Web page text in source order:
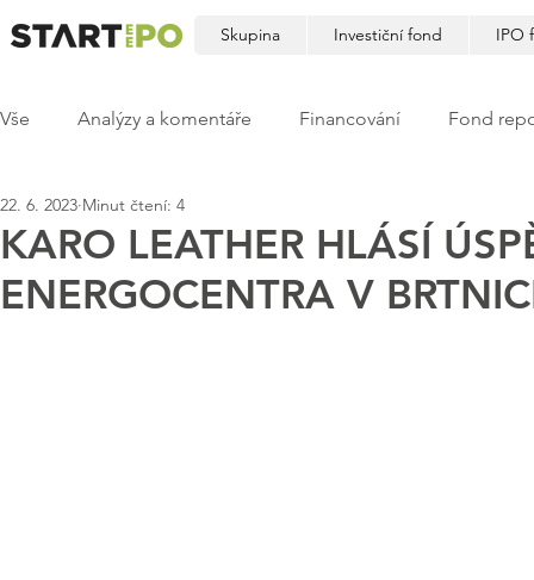
Skupina Investiční fond IPO
Vše Analýzy a komentáře Financování Fond
KARO LEATHER HLÁSÍ
ENERGOCENTRA V
22. 6. 2023 Minut čtení: 4